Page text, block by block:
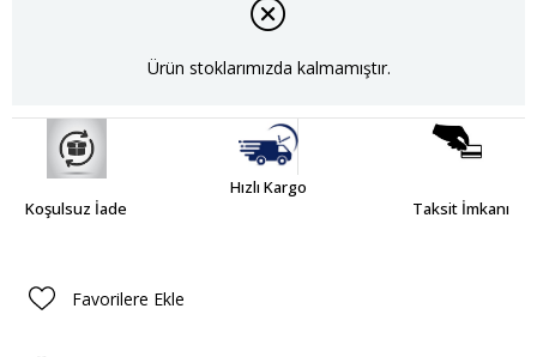
Ürün stoklarımızda kalmamıştır.
Koşulsuz İade
Hızlı Kargo
Taksit İmkanı
Favorilere Ekle